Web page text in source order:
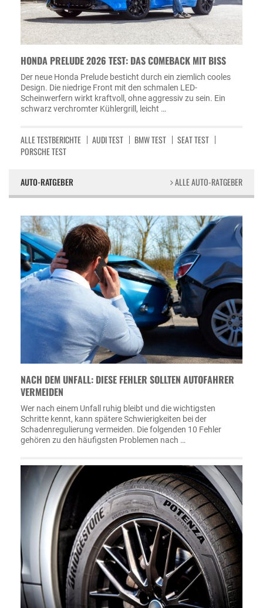
HONDA PRELUDE 2026 TEST: DAS COMEBACK MIT BISS
Der neue Honda Prelude besticht durch ein ziemlich cooles
Design. Die niedrige Front mit den schmalen LED-
Scheinwerfern wirkt kraftvoll, ohne aggressiv zu sein. Ein
schwarz verchromter Kühlergrill, leicht …
ALLE TESTBERICHTE AUDI TEST BMW TEST
SEAT TEST
PORSCHE TEST
AUTO-RATGEBER ALLE AUTO-RATGEBER
NACH DEM UNFALL: DIESE FEHLER SOLLTEN AUTOFAHRER
VERMEIDEN
Wer nach einem Unfall ruhig bleibt und die wichtigsten
Schritte kennt, kann spätere Schwierigkeiten bei der
Schadenregulierung vermeiden. Die folgenden 10 Fehler
gehören zu den häufigsten Problemen nach …